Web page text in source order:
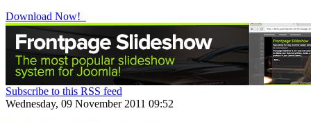
Download Now!
Subscribe to this RSS feed
Wednesday, 09 November 2011 09:52